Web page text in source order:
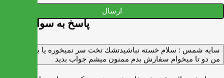
ارسال
پاسخ به سوالات شما
سايه شمس : سلام خسته نباشيدتشك تخت سر نميخوره يا برنميگرده
من دو تا ميخوام سفارش بدم ممنون ميشم جواب بديد